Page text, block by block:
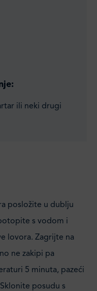
ili neki drugi
posložite u dublju
s vodom i
lovora. Zagrijte na
ne zakipi pa
5 minuta, pazeći
posudu s